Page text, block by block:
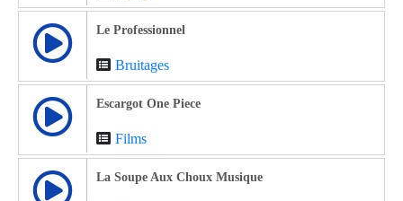
Le Professionnel
Bruitages
Escargot One Piece
Films
La Soupe Aux Choux Musique